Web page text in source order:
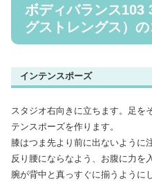
ボディバランス103
グストレングス）
インテンスポーズ
スタジオ右向きに立ちます。足を
テンスポーズを作ります。
膝はつま先より前に出ないように
反り腰にならなよう、お腹に力を
腕が背中と真っすぐに揃うように